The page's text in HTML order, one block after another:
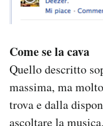
Come se la cava
Quello descritto
massima, ma
trova e dalla
ascoltare la